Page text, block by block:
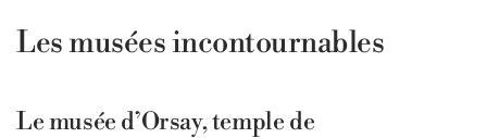
Les musées incontournables
Le musée d’Orsay, temple de